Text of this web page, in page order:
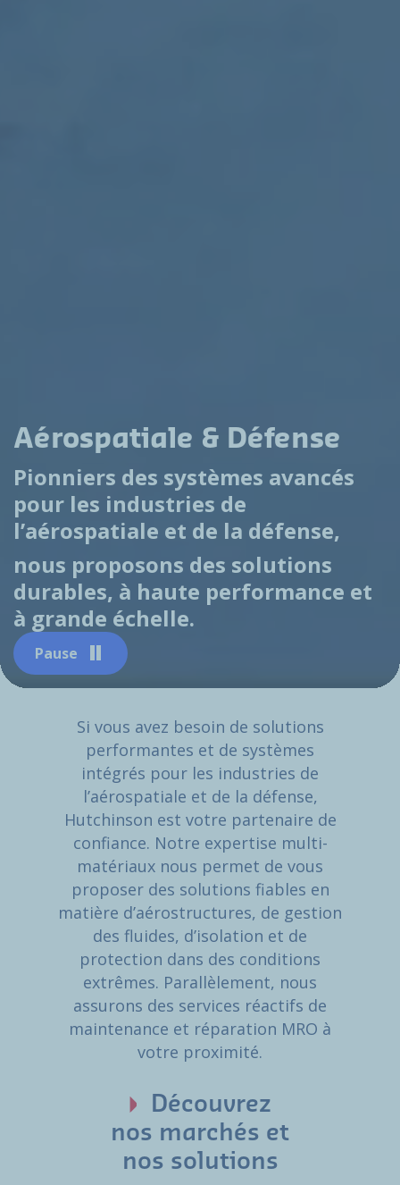
Pause
Aérospatiale & Défense
Pionniers des systèmes avancés
pour les industries de
l’aérospatiale et de la défense,
nous proposons des solutions
durables, à haute performance et
à grande échelle.
Si vous avez besoin de solutions
performantes et de systèmes
intégrés pour les industries de
l’aérospatiale et de la défense,
Hutchinson est votre partenaire de
confiance. Notre expertise multi-
matériaux nous permet de vous
proposer des solutions fiables en
matière d’aérostructures, de gestion
des fluides, d’isolation et de
protection dans des conditions
extrêmes. Parallèlement, nous
assurons des services réactifs de
maintenance et réparation MRO à
votre proximité.
Découvrez
nos marchés et
nos solutions